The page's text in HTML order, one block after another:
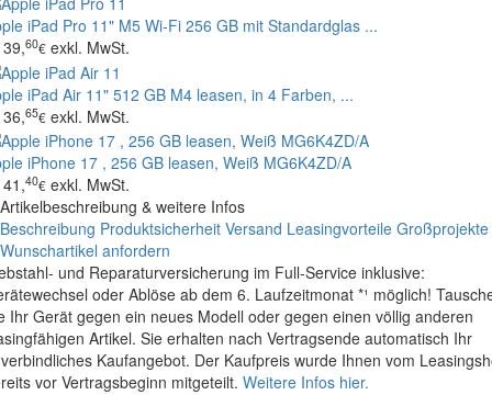
iPad Pro 11" M5 Wi‑Fi 256 GB mit Standardglas ...
39,60€ exkl. MwSt.
iPad Air 11" 512 GB M4 leasen, in 4 Farben, ...
36,65€ exkl. MwSt.
iPhone 17 , 256 GB leasen, Weiß MG6K4ZD/A
41,40€ exkl. MwSt.
Artikelbeschreibung & weitere Infos
Beschreibung Produktsicherheit Versand Leasingvorteile Großprojekte
Wunschartikel anfordern
und Reparaturversicherung im Full-Service inklusive:
oder Ablöse ab dem 6. Laufzeitmonat *¹ möglich!
Ihr Gerät gegen ein neues Modell oder gegen einen völlig anderen
Artikel. Sie erhalten nach Vertragsende automatisch Ihr
Kaufangebot. Der Kaufpreis wurde Ihnen vom
vor Vertragsbeginn mitgeteilt. Weitere Infos hier.